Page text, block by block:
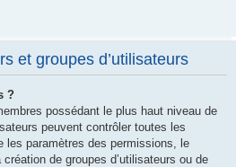
et groupes d’utilisateurs
?
possédant le plus haut niveau de
peuvent contrôler toutes les
les paramètres des permissions, le
de groupes d’utilisateurs ou de